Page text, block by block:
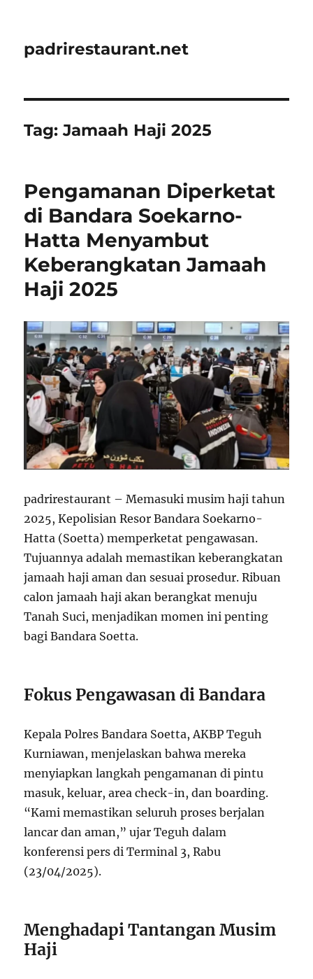
padrirestaurant.net
Tag:Jamaah Haji 2025
Pengamanan Diperketat
di Bandara Soekarno-
Hatta Menyambut
Keberangkatan Jamaah
Haji 2025
padrirestaurant – Memasuki musim haji tahun
2025, Kepolisian Resor Bandara Soekarno-
Hatta (Soetta) memperketat pengawasan.
Tujuannya adalah memastikan keberangkatan
jamaah haji aman dan sesuai prosedur. Ribuan
calon jamaah haji akan berangkat menuju
Tanah Suci, menjadikan momen ini penting
bagi Bandara Soetta.
Fokus Pengawasan di Bandara
Kepala Polres Bandara Soetta, AKBP Teguh
Kurniawan, menjelaskan bahwa mereka
menyiapkan langkah pengamanan di pintu
masuk, keluar, area check-in, dan boarding.
“Kami memastikan seluruh proses berjalan
lancar dan aman,” ujar Teguh dalam
konferensi pers di Terminal 3, Rabu
(23/04/2025).
Menghadapi Tantangan Musim
Haji